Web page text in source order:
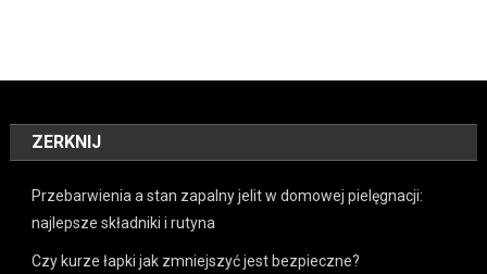
ZERKNIJ
Przebarwienia a stan zapalny jelit w domowej pielęgnacji:
najlepsze składniki i rutyna
Czy kurze łapki jak zmniejszyć jest bezpieczne?